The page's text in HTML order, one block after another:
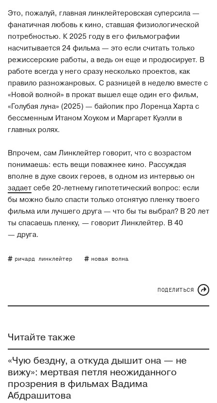
Это, пожалуй, главная линклейтеровская суперсила —
фанатичная любовь к кино, ставшая физиологической
потребностью. К 2025 году в его фильмографии
насчитывается 24 фильма — это если считать только
режиссерские работы, а ведь он еще и продюсирует. В
работе всегда у него сразу несколько проектов, как
правило разножанровых. С разницей в неделю вместе с
«Новой волной» в прокат вышел еще один его фильм,
«Голубая луна» (2025) — байопик про Лоренца Харта с
бессменным Итаном Хоуком и Маргарет Куэлли в
главных ролях.
Впрочем, сам Линклейтер говорит, что с возрастом
понимаешь: есть вещи поважнее кино. Рассуждая
вполне в духе своих героев, в одном из интервью он
задаетсебе 20-летнему гипотетический вопрос: если
бы можно было спасти только отснятую пленку твоего
фильма или лучшего друга — что бы ты выбрал? В 20 лет
ты спасаешь пленку, — говорит Линклейтер. В 40
— друга.
ричард линклейтер новая волна
ПОДЕЛИТЬСЯ
Читайте также
«Чую бездну, а откуда дышит она — не
вижу»: мертвая петля неожиданного
прозрения в фильмах Вадима
Абдрашитова